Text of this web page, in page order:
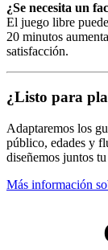
¿Se necesita un
El juego libre
20 minutos
satisfacción.
¿Listo para
Adaptaremos los
público, edades y
diseñemos juntos
Más información